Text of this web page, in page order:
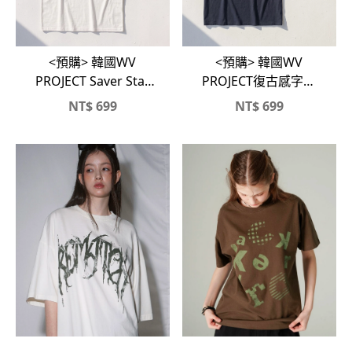
<預購> 韓國WV
PROJECT Saver Star
貼布印花&復古刺繡字
NT$699
<預購> 韓國WV
PROJECT復古感字體
&SUNCURVE⭐️純棉
NT$699